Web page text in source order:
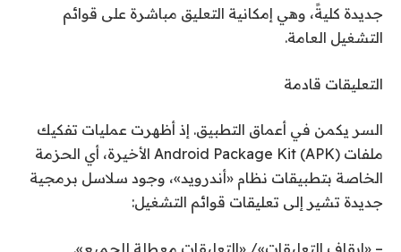
جديدة كليةً، وهي إمكانية التعليق مباشرة على قوائم
التشغيل العامة.
التعليقات قادمة
السر يكمن في أعماق التطبيق. إذ أظهرت عمليات تفكيك
ملفات Android Package Kit (APK) الأخيرة، أي الحزمة
الخاصة بتطبيقات نظام «أندرويد»، وجود سلاسل برمجية
جديدة تشير إلى تعليقات قوائم التشغيل:
– «إيقاف التعليقات»/ «التعليقات معطلة للجميع».